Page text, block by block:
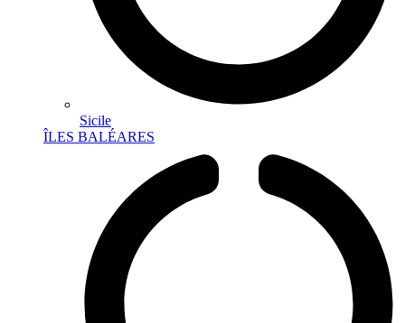
Sicile
ÎLES BALÉARES